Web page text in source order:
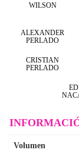
WILSON
ALEXANDER
PERLADO
CRISTIAN
PERLADO
Volumen